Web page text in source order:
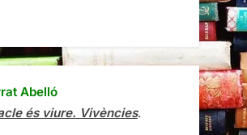
Abelló
és viure. Vivències.